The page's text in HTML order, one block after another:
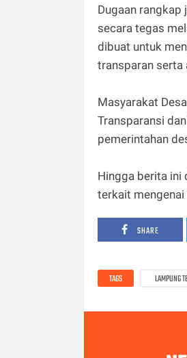
Dugaan rangkap
secara tegas
dibuat untuk
transparan serta
Masyarakat
Transparansi
pemerintahan
Hingga berita ini
terkait mengenai
SHARE
TAGS LAMPUNG